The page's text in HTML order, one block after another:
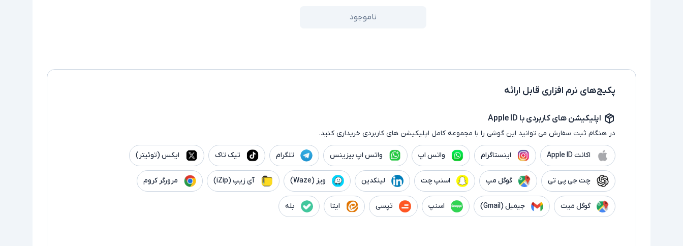
ناموجود
پکیج‌های نرم افزاری قابل ارائه
اپلیکیشن های کاربردی با Apple ID
در هنگام ثبت سفارش می توانید این گوشی را با مجموعه کامل اپلیکیشن های کاربردی خریداری کنید.
اکانت Apple ID اینستاگرام واتس اپ واتس اپ بیزینس تلگرام تیک تاک ایکس (توئیتر)
چت جی پی تی گوگل مپ اسنپ چت لینکدین ویز (Waze) آی زیپ (iZip) مرورگر کروم
گوگل میت جیمیل (Gmail) اسنپ تپسی ایتا بله